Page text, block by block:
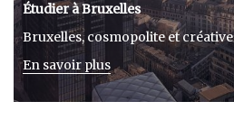
Étudier à Bruxelles
Bruxelles, cosmopolite et créative
En savoir plus